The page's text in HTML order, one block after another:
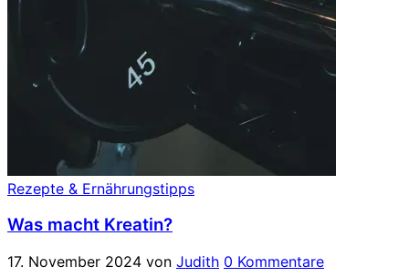
Rezepte & Ernährungstipps
Was macht Kreatin?
17. November 2024 von Judith 0 Kommentare